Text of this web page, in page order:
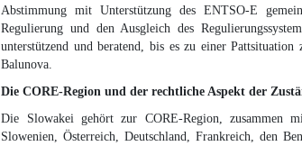
Abstimmung mit Unterstützung des ENTSO-E
Regulierung und den Ausgleich des
unterstützend und beratend, bis es zu einer
Balunova.
Die CORE-Region und der rechtliche Aspekt der
Die Slowakei gehört zur CORE-Region, zusammen
Slowenien, Österreich, Deutschland, Frankreich, den